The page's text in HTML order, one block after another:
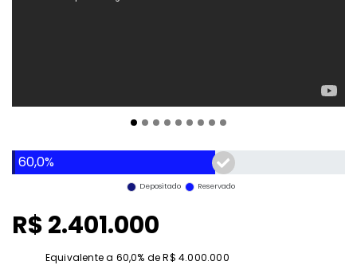
60,0%
Depositado Reservado
R$ 2.401.000
Equivalente a 60,0% de R$ 4.000.000